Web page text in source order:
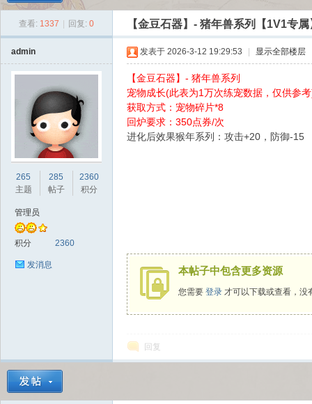
» › ›
查看: 1337 回复: 0 【金豆石器】- 猪年兽系列【1V1专属
admin
265
主题
285
帖子
2360
积分
管理员
积分 2360
发消息
发表于 2026-3-12 19:29:53 显示全部楼层
【金豆石器】- 猪年兽系列
宠物成长(此表为1万次练宠数据，仅供参
获取方式：宠物碎片*8
回炉要求：350点券/次
进化后效果猴年系列：攻击+20，防御-15
本帖子中包含更多资源
您需要 登录 才可以下载或查看，没
回复